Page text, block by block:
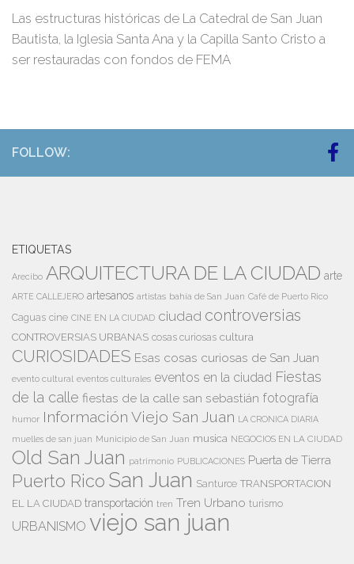
Las estructuras históricas de La Catedral de San Juan
Bautista, la Iglesia Santa Ana y la Capilla Santo Cristo a
ser restauradas con fondos de FEMA
FOLLOW:
ETIQUETAS
Arecibo ARQUITECTURA DE LA CIUDAD arte
ARTE CALLEJERO artesanos artistas bahía de San Juan Café de Puerto Rico
Caguas cine CINE EN LA CIUDAD ciudad controversias
CONTROVERSIAS URBANAS cosas curiosas cultura
CURIOSIDADES Esas cosas curiosas de San Juan
evento cultural eventos culturales eventos en la ciudad Fiestas
de la calle fiestas de la calle san sebastián fotografía
humor Información Viejo San Juan LA CRONICA DIARIA
muelles de san juan Municipio de San Juan musica NEGOCIOS EN LA CIUDAD
Old San Juan patrimonio PUBLICACIONES Puerta de Tierra
Puerto Rico San Juan Santurce TRANSPORTACION
EL LA CIUDAD transportación tren Tren Urbano turismo
URBANISMO viejo san juan